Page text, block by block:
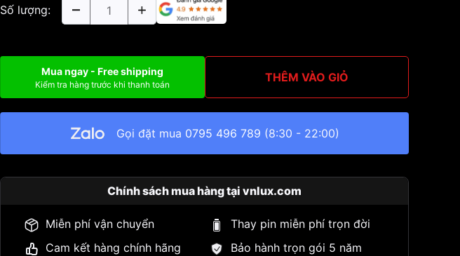
Số lượng:
Mua ngay - Free shipping
Kiểm tra hàng trước khi thanh toán THÊM VÀO GIỎ
Gọi đặt mua 0795 496 789 (8:30 - 22:00)
Chính sách mua hàng tại vnlux.com
Miễn phí vận chuyển
Thay pin miễn phí trọn đời
Cam kết hàng chính hãng
Bảo hành trọn gói 5 năm